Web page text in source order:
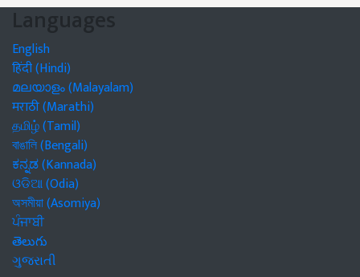
Languages
English
हिंदी (Hindi)
മലയാളം (Malayalam)
मराठी (Marathi)
தமிழ் (Tamil)
বাঙালি (Bengali)
ಕನ್ನಡ (Kannada)
ଓଡିଆ (Odia)
অসমীয়া (Asomiya)
ਪੰਜਾਬੀ
తెలుగు
ગુજરાતી